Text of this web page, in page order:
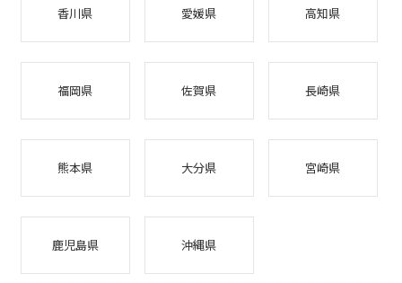
香川県 愛媛県 高知県
福岡県 佐賀県 長崎県
熊本県 大分県 宮崎県
鹿児島県 沖縄県